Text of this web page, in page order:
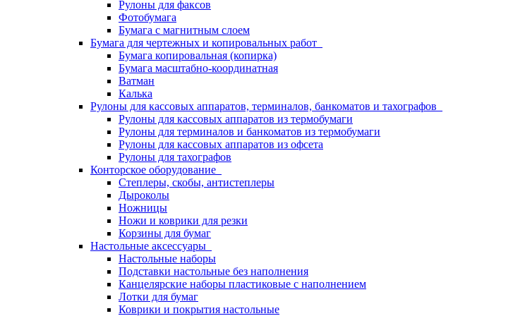
Рулоны для факсов
Фотобумага
Бумага с магнитным слоем
Бумага для чертежных и копировальных работ
Бумага копировальная (копирка)
Бумага масштабно-координатная
Ватман
Калька
Рулоны для кассовых аппаратов, терминалов, банкоматов и тахографов
Рулоны для кассовых аппаратов из термобумаги
Рулоны для терминалов и банкоматов из термобумаги
Рулоны для кассовых аппаратов из офсета
Рулоны для тахографов
Конторское оборудование
Степлеры, скобы, антистеплеры
Дыроколы
Ножницы
Ножи и коврики для резки
Корзины для бумаг
Настольные аксессуары
Настольные наборы
Подставки настольные без наполнения
Канцелярские наборы пластиковые с наполнением
Лотки для бумаг
Коврики и покрытия настольные